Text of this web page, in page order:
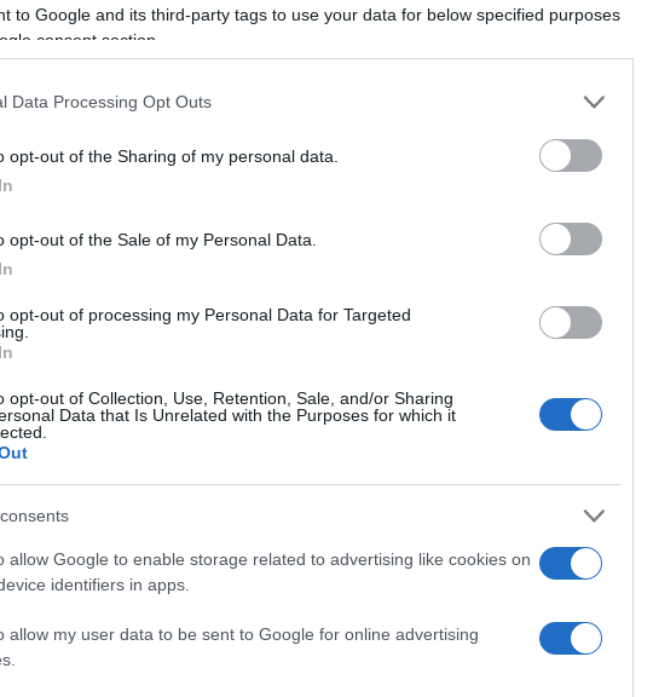
to Google and its third-party tags to use your data for below specified purposes
consent section.
Data Processing Opt Outs
opt-out of the Sharing of my personal data.
opt-out of the Sale of my Personal Data.
opt-out of processing my Personal Data for Targeted
opt-out of Collection, Use, Retention, Sale, and/or Sharing
Data that Is Unrelated with the Purposes for which it
allow Google to enable storage related to advertising like cookies on
identifiers in apps.
allow my user data to be sent to Google for online advertising
da seguire
pulsante dell’innovazione e della
richiama professionisti da tutto il
più verde. Non crederai mai a quanti contatti
trovare qui! Se stai cercando di
giusto per te.
7 novembre a Rimini, avrai l’opportunità di:
della green economy.
esperti del settore.
decision-makers.
di politiche sostenibili per il futuro.